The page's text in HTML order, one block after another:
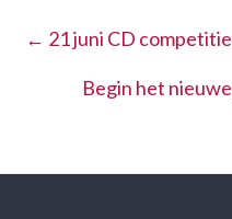
← 21 juni CD competitie
Begin het